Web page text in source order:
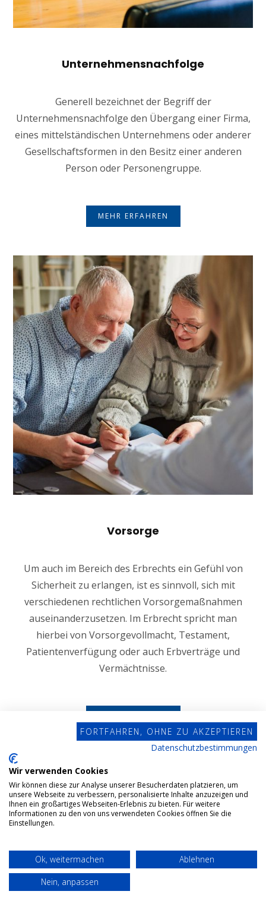
Unternehmensnachfolge
Generell bezeichnet der Begriff der
Unternehmensnachfolge den Übergang einer Firma,
eines mittelständischen Unternehmens oder anderer
Gesellschaftsformen in den Besitz einer anderen
Person oder Personengruppe.
MEHR ERFAHREN
Vorsorge
Um auch im Bereich des Erbrechts ein Gefühl von
Sicherheit zu erlangen, ist es sinnvoll, sich mit
verschiedenen rechtlichen Vorsorgemaßnahmen
auseinanderzusetzen. Im Erbrecht spricht man
hierbei von Vorsorgevollmacht, Testament,
Patientenverfügung oder auch Erbverträge und
Vermächtnisse.
Erbfolge
Erbschaft- / Schenkungsteuer
FORTFAHREN, OHNE ZU AKZEPTIEREN
Datenschutzbestimmungen
Wir verwenden Cookies
Wir können diese zur Analyse unserer Besucherdaten platzieren, um
unsere Webseite zu verbessern, personalisierte Inhalte anzuzeigen und
Ihnen ein großartiges Webseiten-Erlebnis zu bieten. Für weitere
Informationen zu den von uns verwendeten Cookies öffnen Sie die
Einstellungen.
Ok, weitermachen
Ablehnen
Nein, anpassen